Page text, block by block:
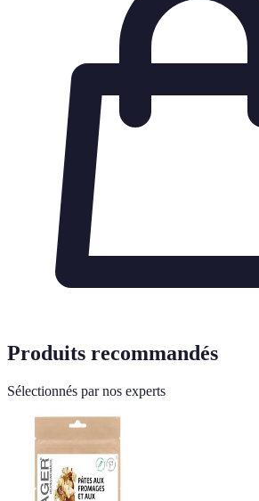
Produits recommandés
Sélectionnés par nos experts